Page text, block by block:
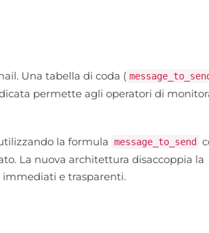
Una tabella di coda (
permette agli operatori di
la formula message_to_send
La nuova architettura disaccoppia la
immediati e trasparenti.